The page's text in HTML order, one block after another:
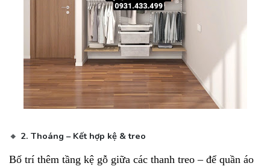
🔸 2. Thoáng – Kết hợp kệ & treo
Bố trí thêm tầng kệ gỗ giữa các thanh treo – để quần áo